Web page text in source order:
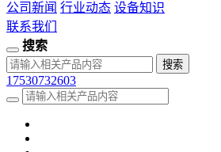
公司新闻 行业动态 设备知识
联系我们
搜索
17530732603